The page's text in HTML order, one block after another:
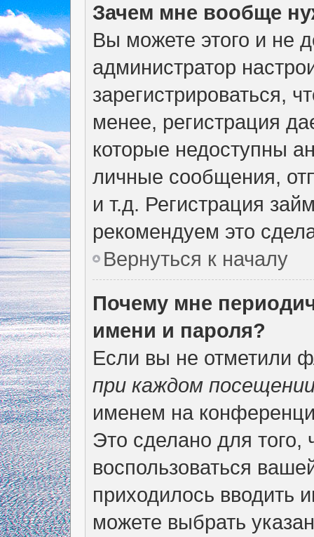
Зачем мне вообще
Вы можете этого и не
администратор
зарегистрироваться,
менее, регистрация
которые недоступны
личные сообщения,
и т.д. Регистрация
рекомендуем это
Вернуться к началу
Почему мне
имени и пароля?
Если вы не отметили
при каждом
именем на
Это сделано для того,
воспользоваться
приходилось вводить
можете выбрать